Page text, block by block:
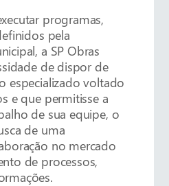
programas,
pela
a SP Obras
de dispor de
especializado voltado
e que permitisse a
de sua equipe, o
de uma
no mercado
de processos,